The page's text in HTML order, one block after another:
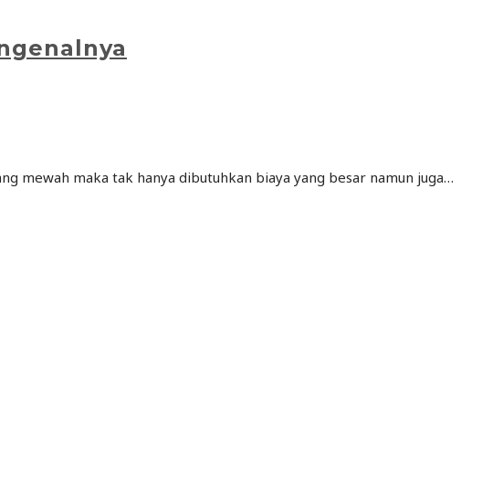
mewah maka tak hanya dibutuhkan biaya yang besar namun juga…